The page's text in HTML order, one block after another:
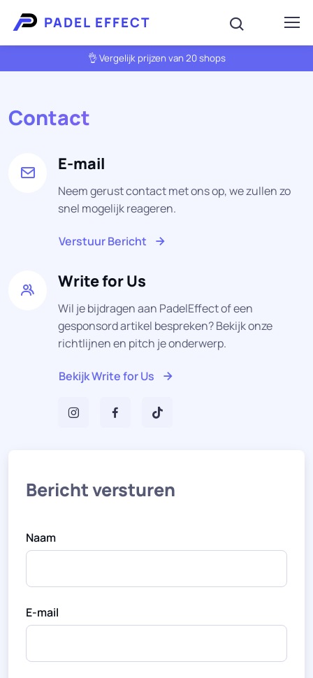
PADEL EFFECT
👌 Vergelijk prijzen van 20 shops
Contact
E-mail
Neem gerust contact met ons op, we zullen zo
snel mogelijk reageren.
Verstuur Bericht
Write for Us
Wil je bijdragen aan PadelEffect of een
gesponsord artikel bespreken? Bekijk onze
richtlijnen en pitch je onderwerp.
Bekijk Write for Us
Bericht versturen
Naam
E-mail